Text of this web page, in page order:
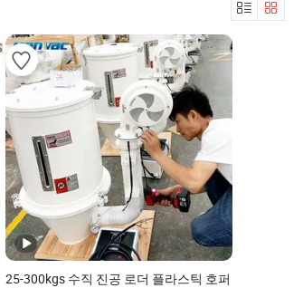
25-300kgs 수직 진공 로더 플라스틱 호퍼